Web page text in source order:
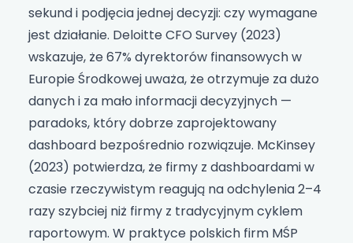
sekund i podjęcia jednej decyzji: czy wymagane
jest działanie. Deloitte CFO Survey (2023)
wskazuje, że 67% dyrektorów finansowych w
Europie Środkowej uważa, że otrzymuje za dużo
danych i za mało informacji decyzyjnych —
paradoks, który dobrze zaprojektowany
dashboard bezpośrednio rozwiązuje. McKinsey
(2023) potwierdza, że firmy z dashboardami w
czasie rzeczywistym reagują na odchylenia 2–4
razy szybciej niż firmy z tradycyjnym cyklem
raportowym. W praktyce polskich firm MŚP